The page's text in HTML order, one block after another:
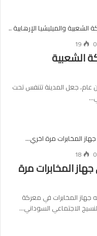
0
19
الشعبية
عام، جعل المدينة تتنفس تحت
0
18
المخابرات مرة
جهاز المخابرات في معركة
الاجتماعي السوداني…